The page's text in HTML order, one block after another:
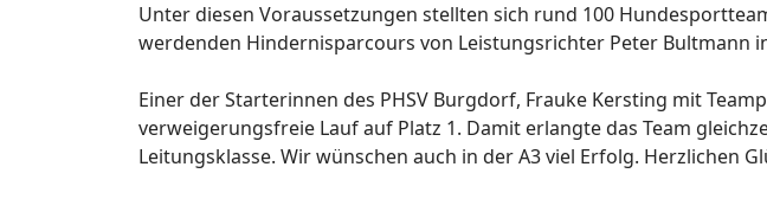
Unter diesen Voraussetzungen stellten sich rund 100
werdenden Hindernisparcours von Leistungsrichter Peter Bultmann
Einer der Starterinnen des PHSV Burgdorf, Frauke Kersting mit
verweigerungsfreie Lauf auf Platz 1. Damit erlangte das Team
Leitungsklasse. Wir wünschen auch in der A3 viel Erfolg. Herzlichen